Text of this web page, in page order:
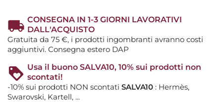
CONSEGNA IN 1-3 GIORNI LAVORATIVI
DALL'ACQUISTO
Gratuita da 75 €, i prodotti ingombranti avranno costi
aggiuntivi. Consegna estero DAP
Usa il buono SALVA10, 10% sui prodotti non
scontati!
-10% sui prodotti NON scontati SALVA10 : Hermès,
Swarovski, Kartell, ...